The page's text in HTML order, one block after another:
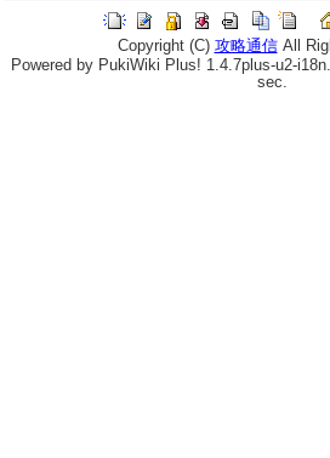
Copyright (C) 攻略通信All
Powered by PukiWiki Plus! 1.4.7plus-u2-
sec.